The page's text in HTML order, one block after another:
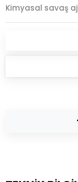
Kimyasal savaş